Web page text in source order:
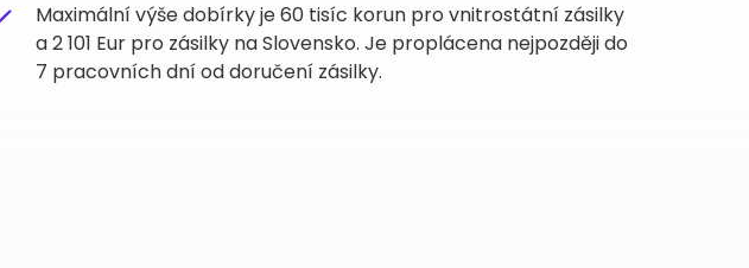
Maximální výše dobírky je 60 tisíc korun pro vnitrostátní zásilky
a 2 101 Eur pro zásilky na Slovensko. Je proplácena nejpozději do
7 pracovních dní od doručení zásilky.